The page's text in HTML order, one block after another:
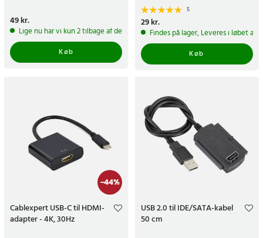
Pris:49 kr.
49 kr.
Lige nu har vi kun 2 tilbage af dette produkt
Køb
5
Pris:29 kr.
29 kr.
Findes på lager, Leveres i løbet af
Køb
-44%
Cablexpert USB-C til HDMI-
adapter - 4K, 30Hz
USB 2.0 til IDE/SATA-kabel
50 cm